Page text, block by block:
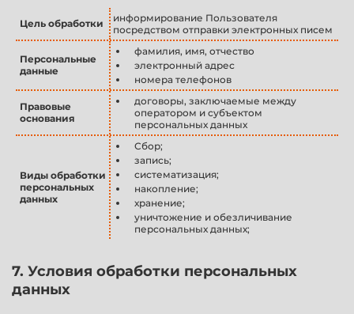
Цель обработки
информирование Пользователя
посредством отправки электронных писем
Персональные
данные
фамилия, имя, отчество
электронный адрес
номера телефонов
Правовые
основания
договоры, заключаемые между
оператором и субъектом
персональных данных
Виды обработки
персональных
данных
Сбор;
запись;
систематизация;
накопление;
хранение;
уничтожение и обезличивание
персональных данных;
7. Условия обработки персональных
данных